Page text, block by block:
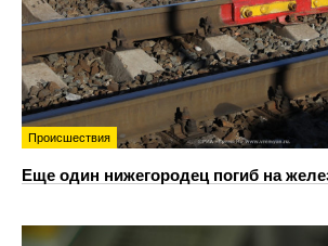
Происшествия
Еще один нижегородец погиб на